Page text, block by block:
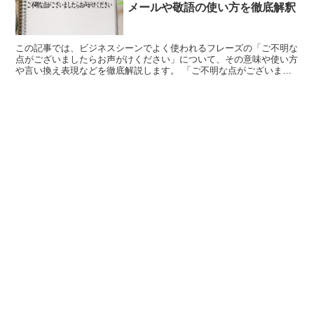
メールや敬語の使い方を徹底解釈
この記事では、ビジネスシーンでよく使われるフレーズの「ご不明な
点がございましたらお声がけください」について、その意味や使い方
や言い換え表現などを徹底解説します。 「ご不明な点がございまし